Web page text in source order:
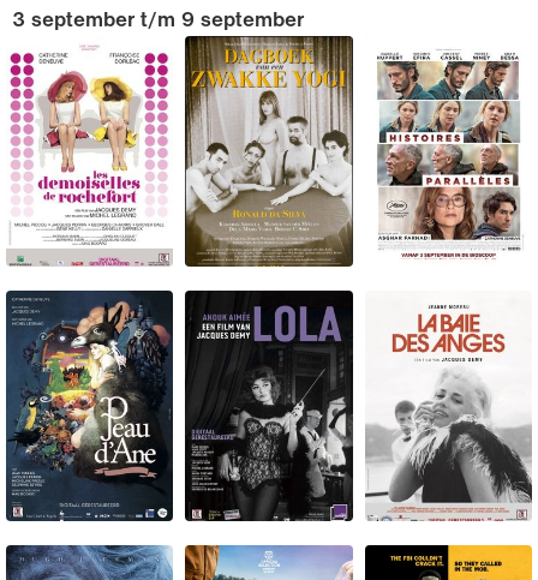
3 september t/m 9 september